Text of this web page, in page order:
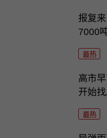
报复
7000
最热
高市
开始
最热